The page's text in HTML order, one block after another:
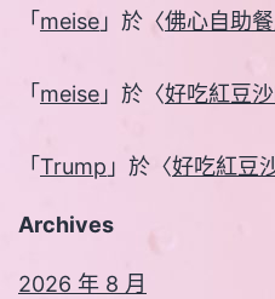
「 meise 」於〈佛心自助
「 meise 」於〈好吃紅豆
「 Trump 」於〈好吃紅豆
Archives
2026 年 8 月